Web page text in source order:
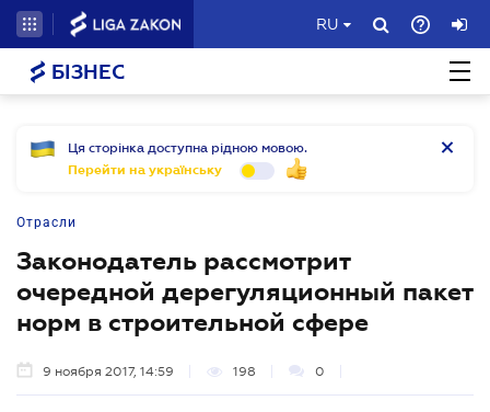
RU
БІЗНЕС
Ця сторінка доступна рідною мовою.
Перейти на українську
Отрасли
Законодатель рассмотрит
очередной дерегуляционный пакет
норм в строительной сфере
9 ноября 2017, 14:59 198 0